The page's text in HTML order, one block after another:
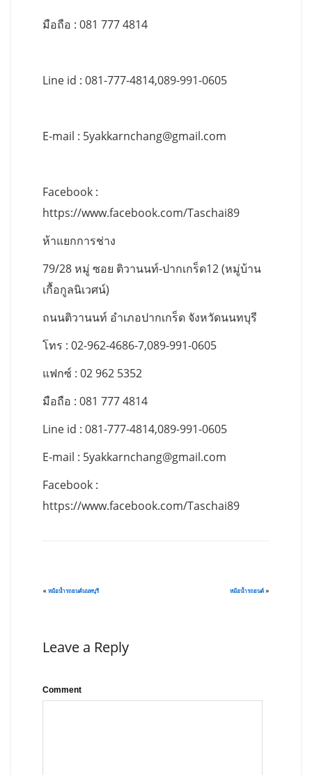
มือถือ : 081 777 4814
Line id : 081-777-4814,089-991-0605
E-mail : 5yakkarnchang@gmail.com
Facebook :
https://www.facebook.com/Taschai89
ห้าแยกการช่าง
79/28 หมู่ ซอย ติวานนท์-ปากเกร็ด12 (หมู่บ้าน
เกื้อกูลนิเวศน์)
ถนนติวานนท์ อำเภอปากเกร็ด จังหวัดนนทบุรี
โทร : 02-962-4686-7,089-991-0605
แฟกซ์ : 02 962 5352
มือถือ : 081 777 4814
Line id : 081-777-4814,089-991-0605
E-mail : 5yakkarnchang@gmail.com
Facebook :
https://www.facebook.com/Taschai89
« หม้อน้ำรถยนต์นนทบุรี หม้อน้ำรถยนต์ »
Leave a Reply
Comment